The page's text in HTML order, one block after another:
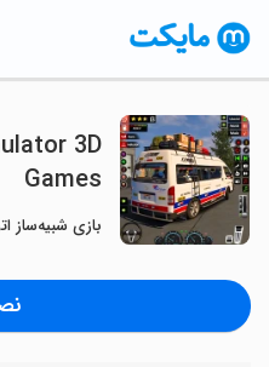
3D
Games
بازی شبیه‌ساز